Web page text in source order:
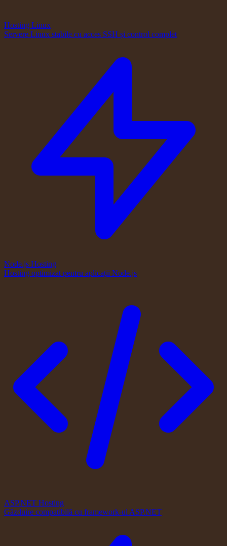
Hosting Linux
Servere Linux stabile cu acces SSH și control complet
Node.js Hosting
Hosting optimizat pentru aplicații Node.js
ASP.NET Hosting
Găzduire compatibilă cu framework-ul ASP.NET